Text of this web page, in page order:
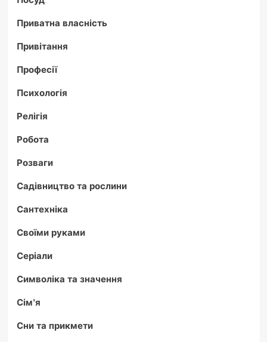
Приватна власність
Привітання
Професії
Психологія
Релігія
Робота
Розваги
Садівництво та рослини
Сантехніка
Своїми руками
Серіали
Символіка та значення
Сім'я
Сни та прикмети